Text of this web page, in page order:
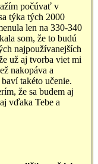
počúvať v
týka tých 2000
len na 330-340
som, že to budú
najpoužívanejších
už aj tvorba viet mi
nakopáva a
takéto učenie.
že sa budem aj
vďaka Tebe a